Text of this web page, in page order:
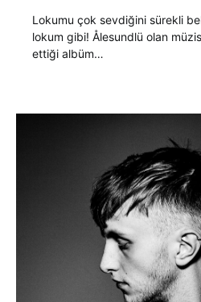
Lokumu çok sevdiğini sürekli
lokum gibi! Ålesundlü olan
ettiği albüm…